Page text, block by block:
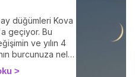
düğümleri Kova
geçiyor. Bu
ve yılın 4
burcunuza neler
keşfedin.